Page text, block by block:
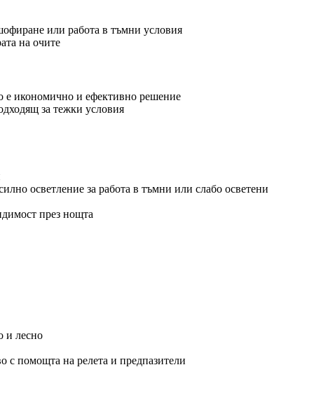
или работа в тъмни условия
на очите
е икономично и ефективно решение
за тежки условия
осветление за работа в тъмни или слабо осветени
през нощта
и лесно
с помощта на релета и предпазители